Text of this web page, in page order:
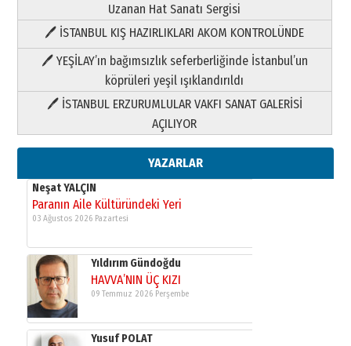
Uzanan Hat Sanatı Sergisi
🖊 İSTANBUL KIŞ HAZIRLIKLARI AKOM KONTROLÜNDE
🖊 YEŞİLAY’ın bağımsızlık seferberliğinde İstanbul’un
köprüleri yeşil ışıklandırıldı
🖊 İSTANBUL ERZURUMLULAR VAKFI SANAT GALERİSİ
AÇILIYOR
YAZARLAR
Yıldırım Gündoğdu
HAVVA’NIN ÜÇ KIZI
09 Temmuz 2026 Perşembe
Yusuf POLAT
Şampiyonluk Sebahattin Şirin’e
11 Mayıs 2026 Pazartesi
Neşat YALÇIN
Paranın Aile Kültüründeki Yeri
03 Ağustos 2026 Pazartesi
Yıldırım Gündoğdu
HAVVA’NIN ÜÇ KIZI
09 Temmuz 2026 Perşembe
Yusuf POLAT